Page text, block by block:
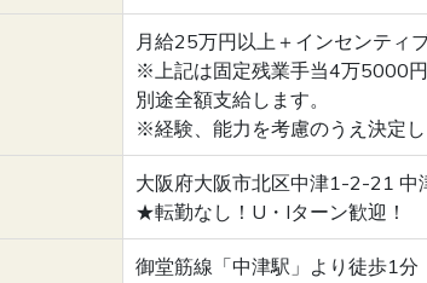
月給25万円以上＋インセンティ
※上記は固定残業手当4万5000
別途全額支給します。
※経験、能力を考慮のうえ決定し
大阪府大阪市北区中津1-2-21 中
★転勤なし！U・Iターン歓迎！
御堂筋線「中津駅」より徒歩1分